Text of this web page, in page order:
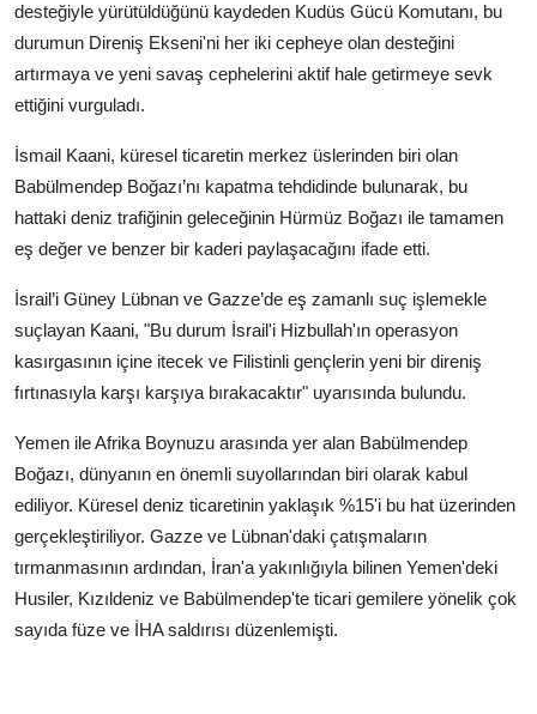
desteğiyle yürütüldüğünü kaydeden Kudüs Gücü Komutanı, bu
durumun Direniş Ekseni'ni her iki cepheye olan desteğini
artırmaya ve yeni savaş cephelerini aktif hale getirmeye sevk
ettiğini vurguladı.
İsmail Kaani, küresel ticaretin merkez üslerinden biri olan
Babülmendep Boğazı’nı kapatma tehdidinde bulunarak, bu
hattaki deniz trafiğinin geleceğinin Hürmüz Boğazı ile tamamen
eş değer ve benzer bir kaderi paylaşacağını ifade etti.
İsrail’i Güney Lübnan ve Gazze’de eş zamanlı suç işlemekle
suçlayan Kaani, "Bu durum İsrail'i Hizbullah'ın operasyon
kasırgasının içine itecek ve Filistinli gençlerin yeni bir direniş
fırtınasıyla karşı karşıya bırakacaktır" uyarısında bulundu.
Yemen ile Afrika Boynuzu arasında yer alan Babülmendep
Boğazı, dünyanın en önemli suyollarından biri olarak kabul
ediliyor. Küresel deniz ticaretinin yaklaşık %15'i bu hat üzerinden
gerçekleştiriliyor. Gazze ve Lübnan'daki çatışmaların
tırmanmasının ardından, İran'a yakınlığıyla bilinen Yemen'deki
Husiler, Kızıldeniz ve Babülmendep'te ticari gemilere yönelik çok
sayıda füze ve İHA saldırısı düzenlemişti.